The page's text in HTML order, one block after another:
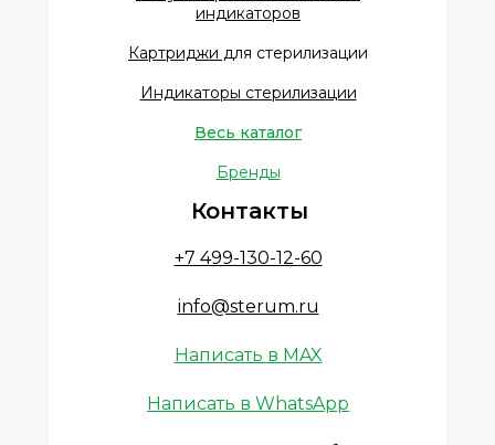
+7 499-130-12-60
info@sterum.ru
Написать в MAX
Написать в WhatsApp
Контакты
индикаторов
Картриджи для стерилизации
Индикаторы стерилизации
Весь каталог
Бренды